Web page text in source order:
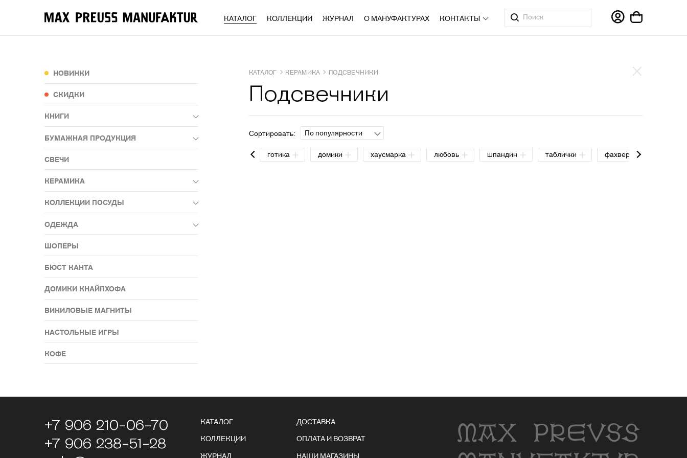
КАТАЛОГ КОЛЛЕКЦИИ ЖУРНАЛ О МАНУФАКТУРАХ КОНТАКТЫ
НОВИНКИ
СКИДКИ
КНИГИ
БУМАЖНАЯ ПРОДУКЦИЯ
СВЕЧИ
КЕРАМИКА
КОЛЛЕКЦИИ ПОСУДЫ
ОДЕЖДА
ШОПЕРЫ
БЮСТ КАНТА
ДОМИКИ КНАЙПХОФА
ВИНИЛОВЫЕ МAГНИТЫ
НАСТОЛЬНЫЕ ИГРЫ
КОФЕ
КАТАЛОГ КЕРАМИКА ПОДСВЕЧНИКИ
Подсвечники
Сортировать: По популярности
готика домики хаусмарка любовь шпандин таблички фахверк
+7 906 210-06-70
+7 906 238-51-28
КАТАЛОГ
КОЛЛЕКЦИИ
ЖУРНАЛ
ДОСТАВКА
ОПЛАТА И ВОЗВРАТ
НАШИ МАГАЗИНЫ